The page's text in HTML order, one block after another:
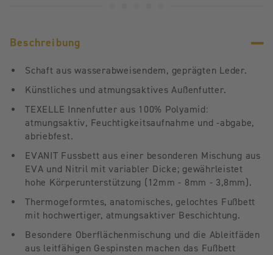
Beschreibung
Schaft aus wasserabweisendem, geprägten Leder.
Künstliches und atmungsaktives Außenfutter.
TEXELLE Innenfutter aus 100% Polyamid:
atmungsaktiv, Feuchtigkeitsaufnahme und -abgabe,
abriebfest.
EVANIT Fussbett aus einer besonderen Mischung aus
EVA und Nitril mit variabler Dicke; gewährleistet
hohe Körperunterstützung (12mm - 8mm - 3,8mm).
Thermogeformtes, anatomisches, gelochtes Fußbett
mit hochwertiger, atmungsaktiver Beschichtung.
Besondere Oberflächenmischung und die Ableitfäden
aus leitfähigen Gespinsten machen das Fußbett